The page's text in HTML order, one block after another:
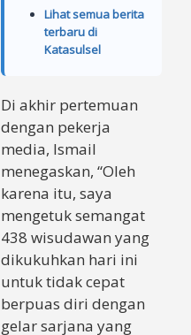
Lihat semua berita
terbaru di
Katasulsel
Di akhir pertemuan
dengan pekerja
media, Ismail
menegaskan, “Oleh
karena itu, saya
mengetuk semangat
438 wisudawan yang
dikukuhkan hari ini
untuk tidak cepat
berpuas diri dengan
gelar sarjana yang